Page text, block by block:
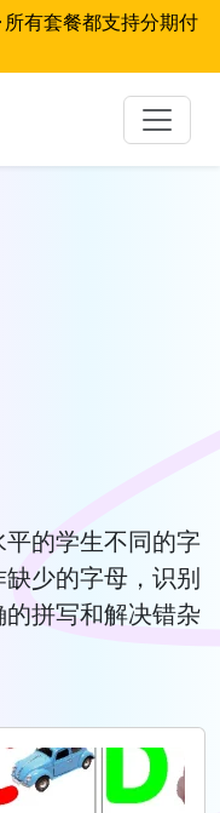
所有套餐都支持分期付
的学生不同的字
少的字母，识别
拼写和解决错杂